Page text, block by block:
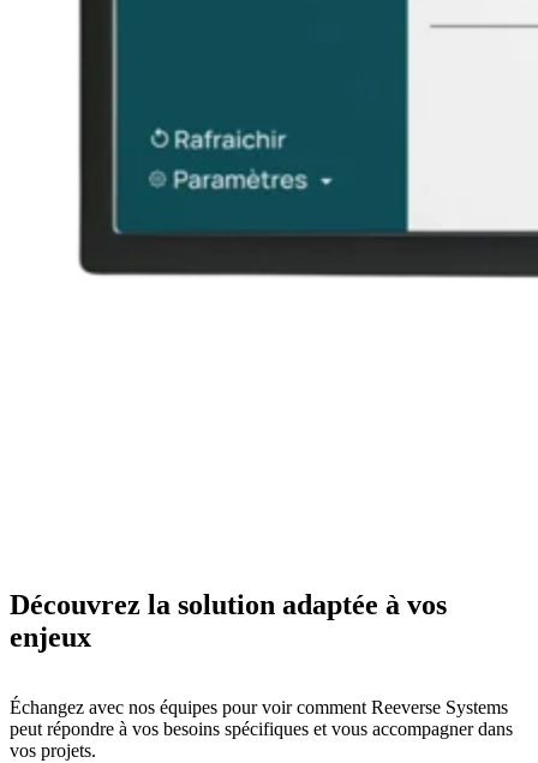
Découvrez la solution adaptée à vos
enjeux
Échangez avec nos équipes pour voir comment Reeverse Systems
peut répondre à vos besoins spécifiques et vous accompagner dans
vos projets.